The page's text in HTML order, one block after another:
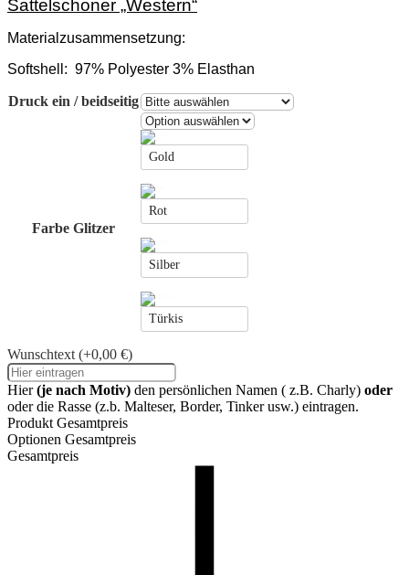
Sattelschoner „Western“
Materialzusammensetzung:
Softshell: 97% Polyester 3% Elasthan
Druck ein / beidseitig
Farbe Glitzer
Gold
Rot
Silber
Türkis
Wunschtext (+0,00 €)
Hier(je nach Motiv) den persönlichen Namen ( z.B. Charly) oder
oder die Rasse (z.b. Malteser, Border, Tinker usw.) eintragen.
Produkt Gesamtpreis
Optionen Gesamtpreis
Gesamtpreis